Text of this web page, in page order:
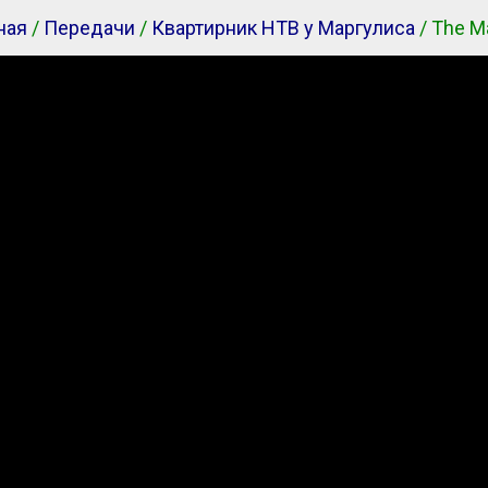
/ Передачи / Квартирник НТВ у Маргулиса / The